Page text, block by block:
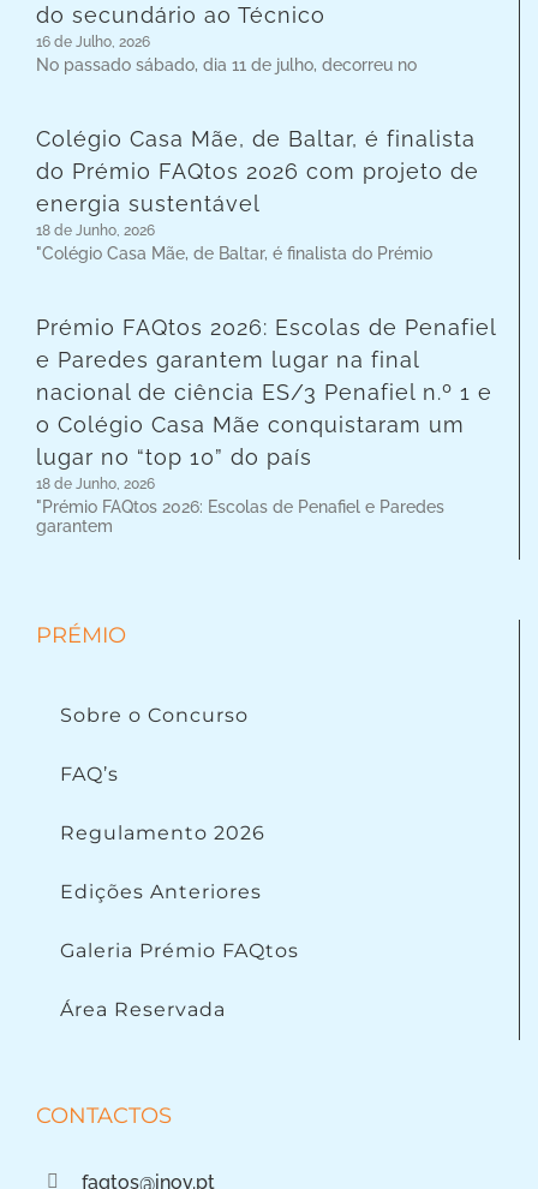
do secundário ao Técnico
16 de Julho, 2026
No passado sábado, dia 11 de julho, decorreu no
Colégio Casa Mãe, de Baltar, é finalista
do Prémio FAQtos 2026 com projeto de
energia sustentável
18 de Junho, 2026
"Colégio Casa Mãe, de Baltar, é finalista do Prémio
Prémio FAQtos 2026: Escolas de Penafiel
e Paredes garantem lugar na final
nacional de ciência ES/3 Penafiel n.º 1 e
o Colégio Casa Mãe conquistaram um
lugar no “top 10” do país
18 de Junho, 2026
"Prémio FAQtos 2026: Escolas de Penafiel e Paredes
garantem
PRÉMIO
Sobre o Concurso
FAQ’s
Regulamento 2026
Edições Anteriores
Galeria Prémio FAQtos
Área Reservada
CONTACTOS
faqtos@inov.pt